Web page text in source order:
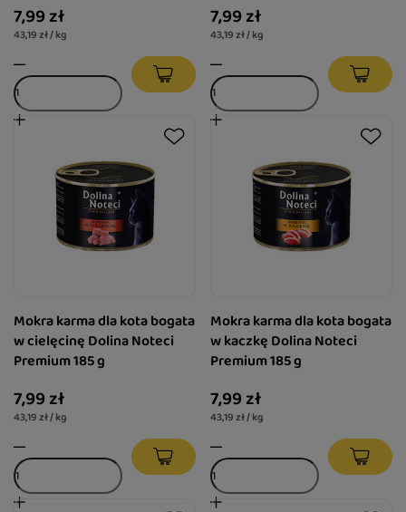
7,99 zł
43,19 zł / kg
7,99 zł
43,19 zł / kg
Mokra karma dla kota bogata
w cielęcinę Dolina Noteci
Premium 185 g
7,99 zł
43,19 zł / kg
Mokra karma dla kota bogata
w kaczkę Dolina Noteci
Premium 185 g
7,99 zł
43,19 zł / kg